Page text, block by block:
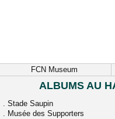
FCN Museum
ALBUMS AU
. Stade Saupin
. Musée des Supporters